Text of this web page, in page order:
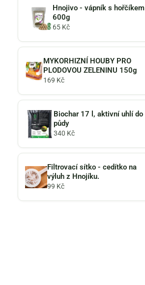
Hnojivo - vápník s hořčíkem
600g
65 Kč
MYKORHIZNÍ HOUBY PRO
PLODOVOU ZELENINU 150g
169 Kč
Biochar 17 l, aktivní uhlí do
půdy
340 Kč
Filtrovací sítko - cedítko na
výluh z Hnojíku.
99 Kč